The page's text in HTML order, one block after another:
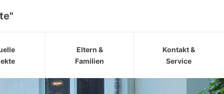
Eltern &
Familien
Kontakt &
Service